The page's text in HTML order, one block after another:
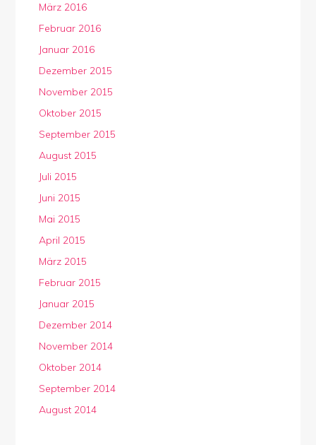
März 2016
Februar 2016
Januar 2016
Dezember 2015
November 2015
Oktober 2015
September 2015
August 2015
Juli 2015
Juni 2015
Mai 2015
April 2015
März 2015
Februar 2015
Januar 2015
Dezember 2014
November 2014
Oktober 2014
September 2014
August 2014